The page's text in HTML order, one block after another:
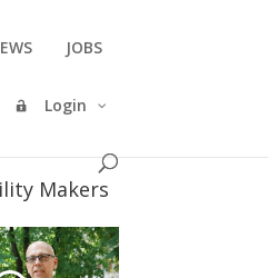
JOBS
Login
Makers